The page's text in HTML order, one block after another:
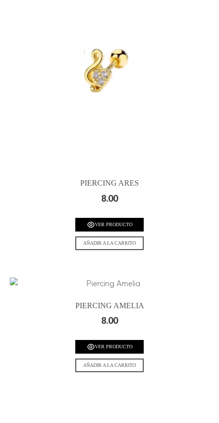
PIERCING ARES
8.00
VER PRODUCTO
AÑADIR A LA CARRITO
PIERCING AMELIA
8.00
VER PRODUCTO
AÑADIR A LA CARRITO